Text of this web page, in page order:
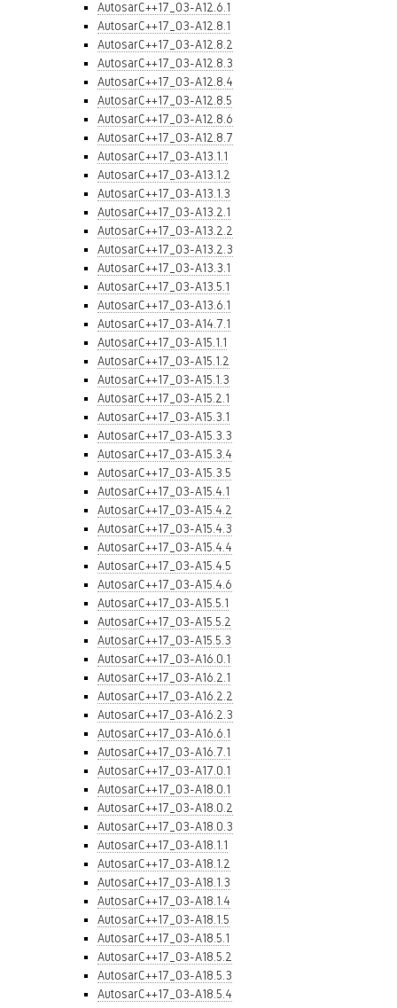
AutosarC++17_03-A12.6.1
AutosarC++17_03-A12.8.1
AutosarC++17_03-A12.8.2
AutosarC++17_03-A12.8.3
AutosarC++17_03-A12.8.4
AutosarC++17_03-A12.8.5
AutosarC++17_03-A12.8.6
AutosarC++17_03-A12.8.7
AutosarC++17_03-A13.1.1
AutosarC++17_03-A13.1.2
AutosarC++17_03-A13.1.3
AutosarC++17_03-A13.2.1
AutosarC++17_03-A13.2.2
AutosarC++17_03-A13.2.3
AutosarC++17_03-A13.3.1
AutosarC++17_03-A13.5.1
AutosarC++17_03-A13.6.1
AutosarC++17_03-A14.7.1
AutosarC++17_03-A15.1.1
AutosarC++17_03-A15.1.2
AutosarC++17_03-A15.1.3
AutosarC++17_03-A15.2.1
AutosarC++17_03-A15.3.1
AutosarC++17_03-A15.3.3
AutosarC++17_03-A15.3.4
AutosarC++17_03-A15.3.5
AutosarC++17_03-A15.4.1
AutosarC++17_03-A15.4.2
AutosarC++17_03-A15.4.3
AutosarC++17_03-A15.4.4
AutosarC++17_03-A15.4.5
AutosarC++17_03-A15.4.6
AutosarC++17_03-A15.5.1
AutosarC++17_03-A15.5.2
AutosarC++17_03-A15.5.3
AutosarC++17_03-A16.0.1
AutosarC++17_03-A16.2.1
AutosarC++17_03-A16.2.2
AutosarC++17_03-A16.2.3
AutosarC++17_03-A16.6.1
AutosarC++17_03-A16.7.1
AutosarC++17_03-A17.0.1
AutosarC++17_03-A18.0.1
AutosarC++17_03-A18.0.2
AutosarC++17_03-A18.0.3
AutosarC++17_03-A18.1.1
AutosarC++17_03-A18.1.2
AutosarC++17_03-A18.1.3
AutosarC++17_03-A18.1.4
AutosarC++17_03-A18.1.5
AutosarC++17_03-A18.5.1
AutosarC++17_03-A18.5.2
AutosarC++17_03-A18.5.3
AutosarC++17_03-A18.5.4